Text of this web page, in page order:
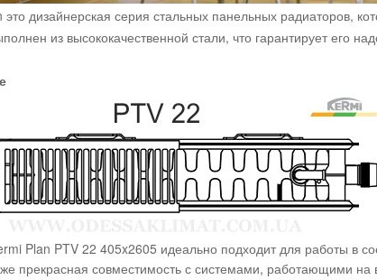
дизайнерская серия стальных панельных радиаторов,
из высококачественной стали, что гарантирует его
Plan PTV 22 405x2605 идеально подходит для работы в
прекрасная совместимость с системами, работающими на